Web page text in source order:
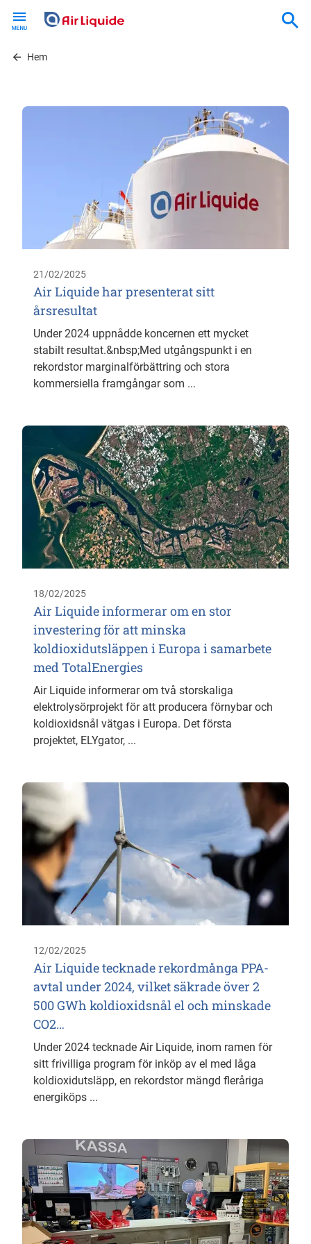
contentHem
21/02/2025
Air Liquide har presenterat sitt
årsresultat
Under 2024 uppnådde koncernen ett mycket
stabilt resultat.&nbsp;Med utgångspunkt i en
rekordstor marginalförbättring och stora
kommersiella framgångar som ...
18/02/2025
Air Liquide informerar om en stor
investering för att minska
koldioxidutsläppen i Europa i samarbete
med TotalEnergies
Air Liquide informerar om två storskaliga
elektrolysörprojekt för att producera förnybar och
koldioxidsnål vätgas i Europa. Det första
projektet, ELYgator, ...
12/02/2025
Air Liquide tecknade rekordmånga PPA-
avtal under 2024, vilket säkrade över 2
500 GWh koldioxidsnål el och minskade
CO2…
Under 2024 tecknade Air Liquide, inom ramen för
sitt frivilliga program för inköp av el med låga
koldioxidutsläpp, en rekordstor mängd fleråriga
energiköps ...